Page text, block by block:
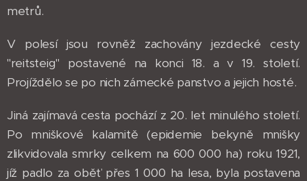
metrů.
V polesí jsou rovněž zachovány jezdecké cesty
"reitsteig" postavené na konci 18. a v 19. století.
Projíždělo se po nich zámecké panstvo a jejich hosté.
Jiná zajímavá cesta pochází z 20. let minulého století.
Po mniškové kalamitě (epidemie bekyně mnišky
zlikvidovala smrky celkem na 600 000 ha) roku 1921,
jíž padlo za oběť přes 1 000 ha lesa, byla postavena